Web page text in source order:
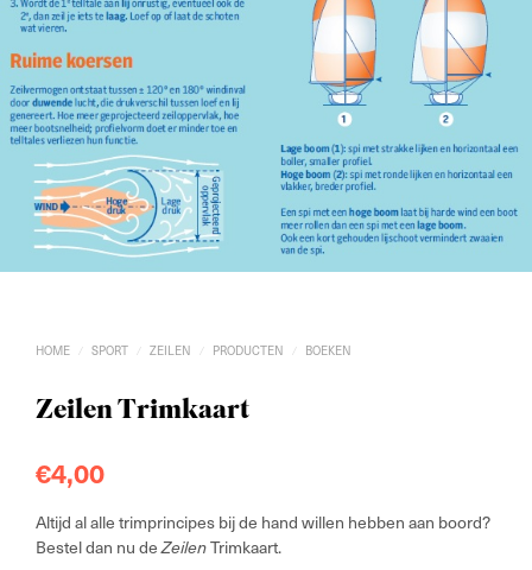
HOME / SPORT / ZEILEN / PRODUCTEN / BOEKEN
Zeilen Trimkaart
€4,00
Altijd al alle trimprincipes bij de hand willen hebben aan boord?
Bestel dan nu deZeilenTrimkaart.